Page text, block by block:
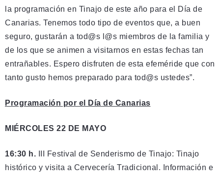
la programación en Tinajo de este año para el Día de
Canarias. Tenemos todo tipo de eventos que, a buen
seguro, gustarán a tod@s l@s miembros de la familia y
de los que se animen a visitarnos en estas fechas tan
entrañables. Espero disfruten de esta efeméride que con
tanto gusto hemos preparado para tod@s ustedes”.
Programación por el Día de Canarias
MIÉRCOLES 22 DE MAYO
16:30 h.
III Festival de Senderismo de Tinajo: Tinajo
histórico y visita a Cervecería Tradicional. Información e